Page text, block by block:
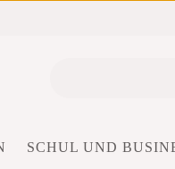
SCHUL UND